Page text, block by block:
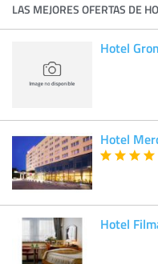
LAS MEJORES OFERTAS DE
Hotel
Hotel
Hotel